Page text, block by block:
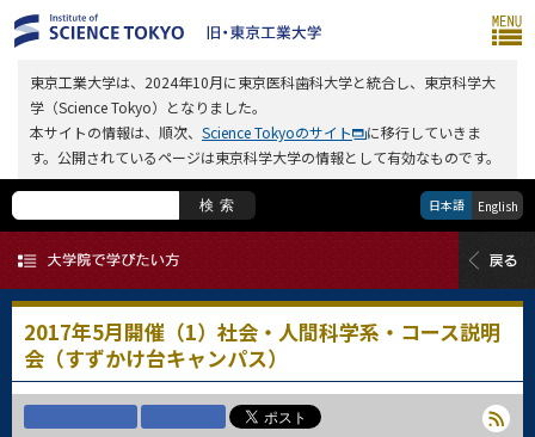
東京工業大学は、2024年10月に東京医科歯科大学と統合し、東京科学大
学（Science Tokyo）となりました。
本サイトの情報は、順次、 Science Tokyoのサイト
に移行していきま
す。公開されているページは東京科学大学の情報として有効なものです。
検索 日本語 English
2017年5月開催（1）社会・人間科学系・コース説明
会（すずかけ台キャンパス）